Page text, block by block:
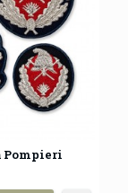
Pompieri